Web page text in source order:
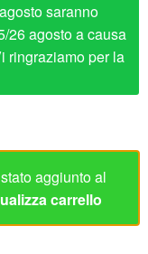
child
saranno
26 agosto a causa
ringraziamo per la
aggiunto al
carrello